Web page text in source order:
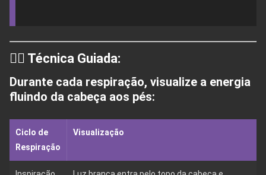
🧘‍♂️ Técnica Guiada:
Durante cada respiração, visualize a energia
fluindo da cabeça aos pés:
Ciclo de
Respiração
Visualização